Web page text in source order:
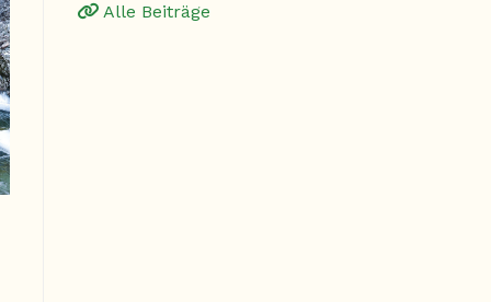
Alle Beiträge